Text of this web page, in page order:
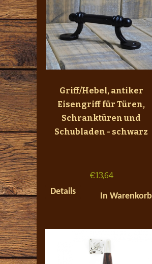
Griff/Hebel, antiker
Eisengriff für Türen,
Schranktüren und
Schubladen - schwarz
€13,64
Details
In Warenkorb